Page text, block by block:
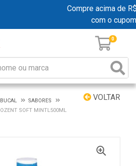
Compre acima de
com o
0
VOLTAR
SABORES
SOFT MINTL500ML